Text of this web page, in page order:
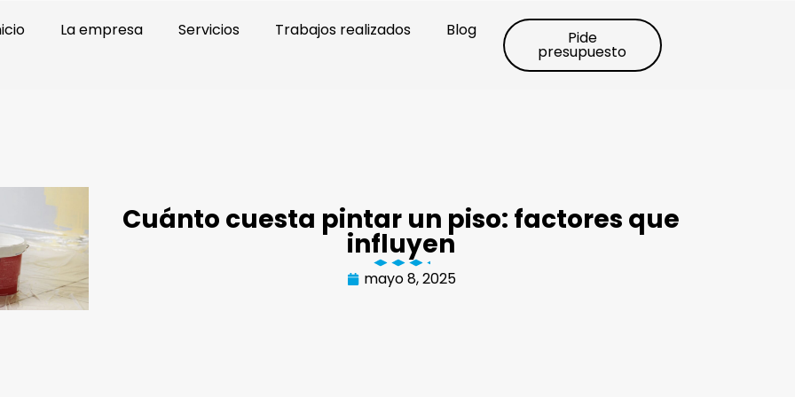
La empresa Servicios Trabajos realizados Blog Pide
presupuesto
Cuánto cuesta pintar un piso: factores que
influyen
mayo 8, 2025